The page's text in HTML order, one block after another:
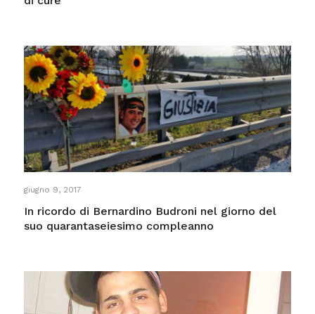
giugno 9, 2017
In ricordo di Bernardino Budroni nel giorno del
suo quarantaseiesimo compleanno